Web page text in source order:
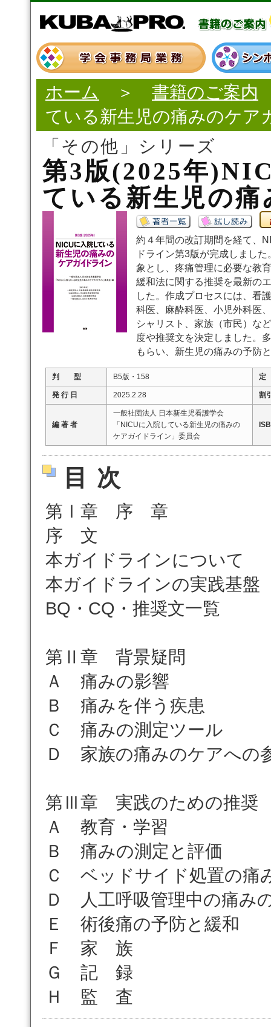
ホーム ＞ 書籍のご案内
ている新生児の痛みのケア
「その他」シリーズ
第3版(2025年
ている新生児の
約４年間の改訂期間を経て、
ドライン第3版が完成しまし
象とし、疼痛管理に必要な教
緩和法に関する推奨を最新の
した。作成プロセスには、看
科医、麻酔科医、小児外科医
シャリスト、家族（市民）な
度や推奨文を決定しました。
もらい、新生児の痛みの予防
判 型 B5版・158
発 行 日 2025.2.28 割
編 著 者
一般社団法人 日本新生児看護学会
「NICUに入院している新生児の痛みの
ケアガイドライン」委員会
目次
第Ⅰ章 序 章
序 文
本ガイドラインについて
本ガイドラインの実践基盤
BQ・CQ・推奨文一覧
第Ⅱ章 背景疑問
Ａ 痛みの影響
Ｂ 痛みを伴う疾患
Ｃ 痛みの測定ツール
Ｄ 家族の痛みのケアへの
第Ⅲ章 実践のための推奨
Ａ 教育・学習
Ｂ 痛みの測定と評価
Ｃ ベッドサイド処置の痛
Ｄ 人工呼吸管理中の痛み
Ｅ 術後痛の予防と緩和
Ｆ 家 族
Ｇ 記 録
Ｈ 監 査